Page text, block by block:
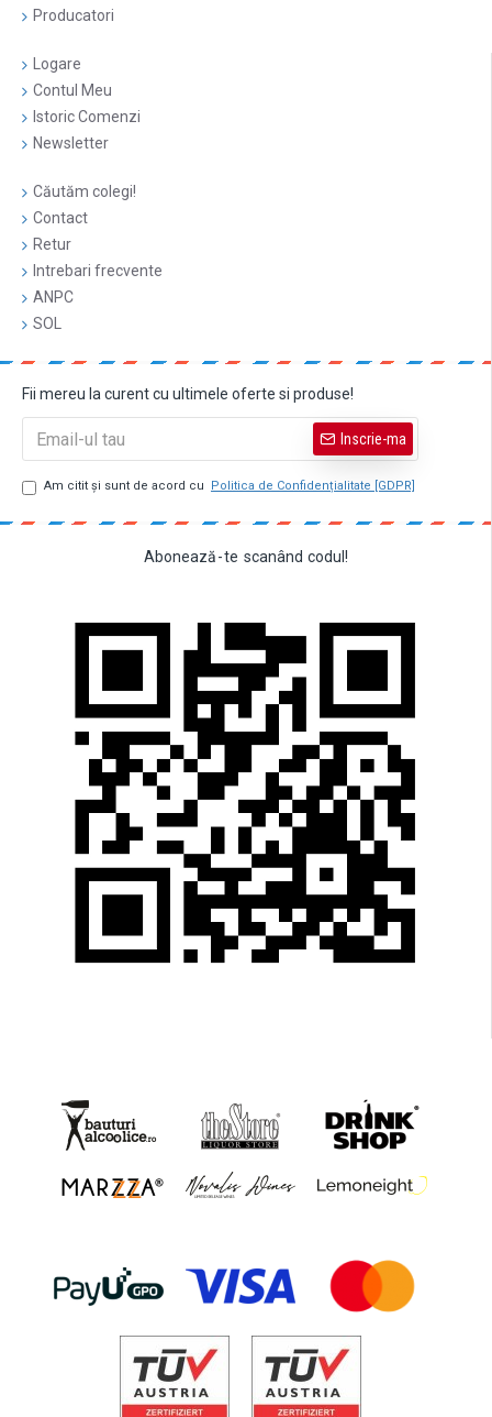
Producatori
Logare
Contul Meu
Istoric Comenzi
Newsletter
Căutăm colegi!
Contact
Retur
Intrebari frecvente
ANPC
SOL
Fii mereu la curent cu ultimele oferte si produse!
Inscrie-ma
Am citit şi sunt de acord cu Politica de Confidențialitate [GDPR]
Abonează-te scanând codul!